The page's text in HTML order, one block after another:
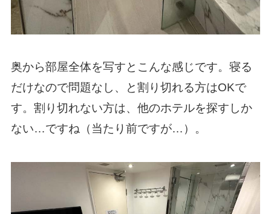
奥から部屋全体を写すとこんな感じです。寝る
だけなので問題なし、と割り切れる方はOKで
す。割り切れない方は、他のホテルを探すしか
ない…ですね（当たり前ですが…）。